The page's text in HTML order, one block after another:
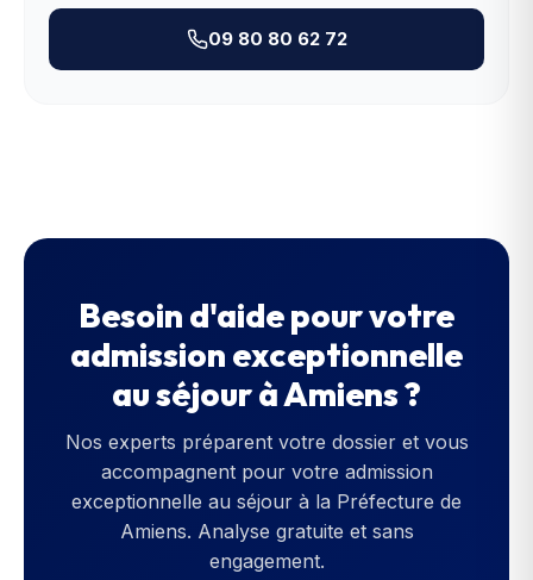
09 80 80 62 72
Besoin d'aide pour votre
admission exceptionnelle
au séjouràAmiens?
Nos experts préparent votre dossier et vous
accompagnent pour votre admission
exceptionnelle au séjour à la Préfecture de
Amiens. Analyse gratuite et sans
engagement.